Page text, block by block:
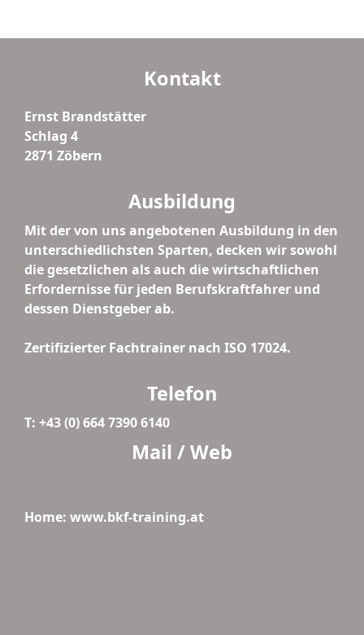
Kontakt
Ernst Brandstätter
Schlag 4
2871 Zöbern
Ausbildung
Mit der von uns angebotenen Ausbildung in den
unterschiedlichsten Sparten, decken wir sowohl
die gesetzlichen als auch die wirtschaftlichen
Erfordernisse für jeden Berufskraftfahrer und
dessen Dienstgeber ab.
Zertifizierter Fachtrainer nach ISO 17024.
Telefon
T: +43 (0) 664 7390 6140
Mail / Web
Home: www.bkf-training.at